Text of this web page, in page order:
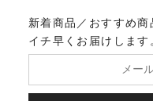
新着商品／おすすめ商
イチ早くお届けします